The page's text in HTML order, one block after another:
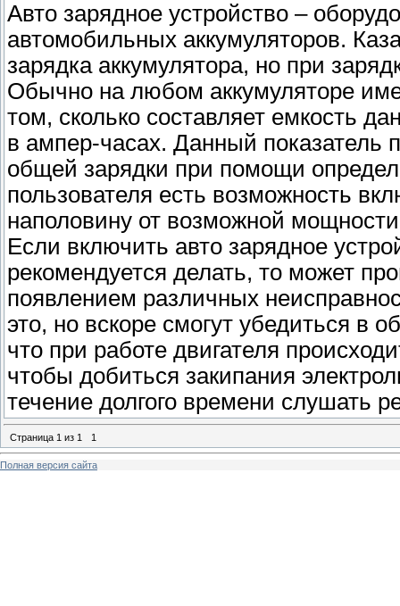
Авто зарядное устройство –
автомобильных аккумуляторов.
зарядка аккумулятора, но при
Обычно на любом аккумуляторе
том, сколько составляет емкость
в ампер-часах. Данный показатель
общей зарядки при помощи
пользователя есть возможность
наполовину от возможной
Если включить авто зарядное
рекомендуется делать, то может
появлением различных
это, но вскоре смогут убедиться в
что при работе двигателя
чтобы добиться закипания
течение долгого времени слушать
Страница 1 из 1 1
Полная версия сайта